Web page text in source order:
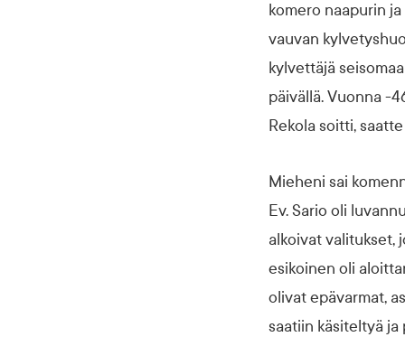
komero naapurin
vauvan
kylvettäjä
päivällä. Vuonna -
Rekola soitti,
Mieheni sai
Ev. Sario oli
alkoivat valitukset,
esikoinen oli
olivat epävarmat,
saatiin käsiteltyä ja